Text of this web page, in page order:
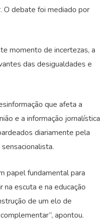
O debate foi mediado por
momento de incertezas, a
das desigualdades e
que afeta a
e a informação jornalística
diariamente pela
papel fundamental para
escuta e na educação
de um elo de
apontou.